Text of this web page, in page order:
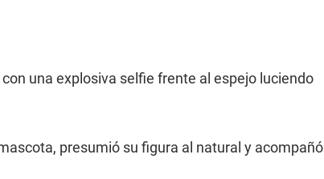
una explosiva selfie frente al espejo luciendo
presumió su figura al natural y acompañó